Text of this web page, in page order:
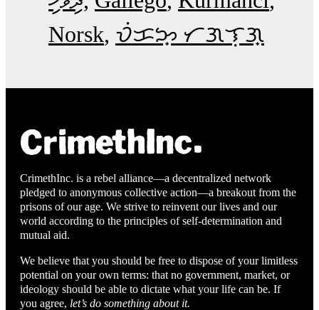
Norsk ᜏᜒᜃᜅ᜔ ᜆᜄᜎᜓᜄ᜔
CrimethInc. is a rebel alliance—a decentralized network
pledged to anonymous collective action—a breakout from the
prisons of our age. We strive to reinvent our lives and our
world according to the principles of self-determination and
mutual aid.
We believe that you should be free to dispose of your limitless
potential on your own terms: that no government, market, or
ideology should be able to dictate what your life can be. If
you agree, let’s do something about it.